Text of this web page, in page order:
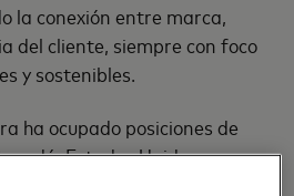
la conexión entre marca,
del cliente, siempre con foco
y sostenibles.
ha ocupado posiciones de
Estados Unidos y